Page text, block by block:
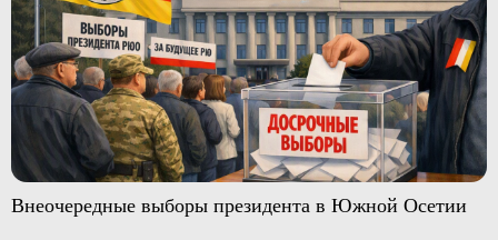
Внеочередные выборы президента в Южной Осетии